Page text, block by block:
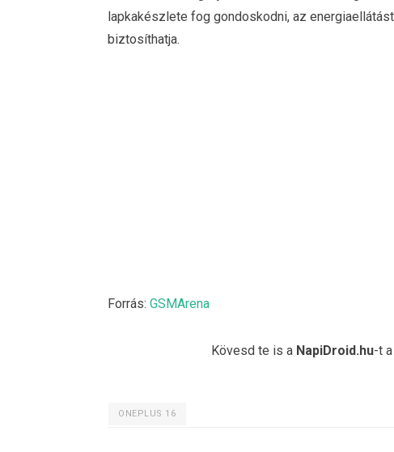
lapkakészlete fog gondoskodni, az
biztosíthatja.
Forrás: GSMArena
Kövesd te is a NapiDroid.hu-t
ONEPLUS 16